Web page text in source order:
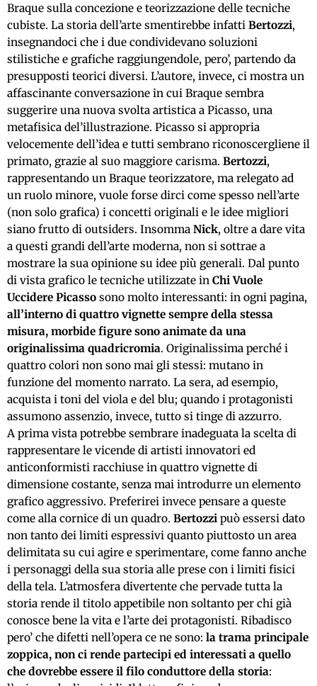
Braque sulla concezione e teorizzazione delle tecniche
cubiste. La storia dell’arte smentirebbe infatti Bertozzi,
insegnandoci che i due condividevano soluzioni
stilistiche e grafiche raggiungendole, pero’, partendo da
presupposti teorici diversi. L’autore, invece, ci mostra un
affascinante conversazione in cui Braque sembra
suggerire una nuova svolta artistica a Picasso, una
metafisica del’illustrazione. Picasso si appropria
velocemente dell’idea e tutti sembrano riconoscergliene il
primato, grazie al suo maggiore carisma. Bertozzi,
rappresentando un Braque teorizzatore, ma relegato ad
un ruolo minore, vuole forse dirci come spesso nell’arte
(non solo grafica) i concetti originali e le idee migliori
siano frutto di outsiders. Insomma Nick, oltre a dare vita
a questi grandi dell’arte moderna, non si sottrae a
mostrare la sua opinione su idee più generali. Dal punto
di vista grafico le tecniche utilizzate in Chi Vuole
Uccidere Picasso sono molto interessanti: in ogni pagina,
all’interno di quattro vignette sempre della stessa
misura, morbide figure sono animate da una
originalissima quadricromia. Originalissima perché i
quattro colori non sono mai gli stessi: mutano in
funzione del momento narrato. La sera, ad esempio,
acquista i toni del viola e del blu; quando i protagonisti
assumono assenzio, invece, tutto si tinge di azzurro.
A prima vista potrebbe sembrare inadeguata la scelta di
rappresentare le vicende di artisti innovatori ed
anticonformisti racchiuse in quattro vignette di
dimensione costante, senza mai introdurre un elemento
grafico aggressivo. Preferirei invece pensare a queste
come alla cornice di un quadro. Bertozzi può essersi dato
non tanto dei limiti espressivi quanto piuttosto un area
delimitata su cui agire e sperimentare, come fanno anche
i personaggi della sua storia alle prese con i limiti fisici
della tela. L’atmosfera divertente che pervade tutta la
storia rende il titolo appetibile non soltanto per chi già
conosce bene la vita e l’arte dei protagonisti. Ribadisco
pero’ che difetti nell’opera ce ne sono: la trama principale
zoppica, non ci rende partecipi ed interessati a quello
che dovrebbe essere il filo conduttore della storia: